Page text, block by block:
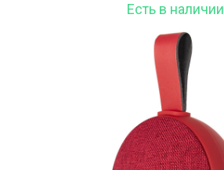
Есть в наличии